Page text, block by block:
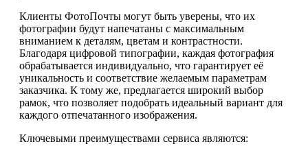
Клиенты ФотоПочты могут быть уверены, что их
фотографии будут напечатаны с максимальным
вниманием к деталям, цветам и контрастности.
Благодаря цифровой типографии, каждая фотография
обрабатывается индивидуально, что гарантирует её
уникальность и соответствие желаемым параметрам
заказчика. К тому же, предлагается широкий выбор
рамок, что позволяет подобрать идеальный вариант для
каждого отпечатанного изображения.
Ключевыми преимуществами сервиса являются: